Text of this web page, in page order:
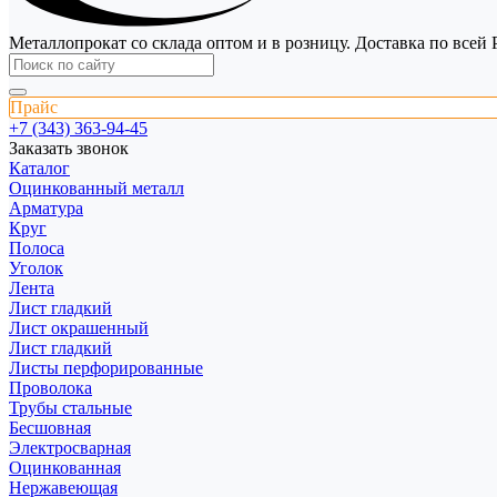
Металлопрокат со склада оптом и в розницу. Доставка по всей
Прайс
+7 (343) 363-94-45
Заказать звонок
Каталог
Оцинкованный металл
Арматура
Круг
Полоса
Уголок
Лента
Лист гладкий
Лист окрашенный
Лист гладкий
Листы перфорированные
Проволока
Трубы стальные
Бесшовная
Электросварная
Оцинкованная
Нержавеющая